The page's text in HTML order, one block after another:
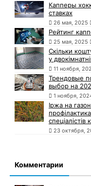
Капперы
ставках
26 мая, 2025
Рейтинг
25 мая, 2025
Скільки
у
11 ноября,
Трендовые
выбор на
1 ноября,
Іржа на
23 октября,
Комментарии